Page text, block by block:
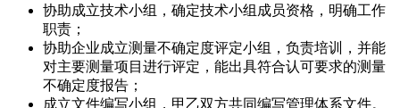
协助成立技术小组，确定技术小组成员资格，明确工作
职责；
协助企业成立测量不确定度评定小组，负责培训，并能
对主要测量项目进行评定，能出具符合认可要求的测量
不确定度报告；
成立文件编写小组，甲乙双方共同编写管理体系文件。